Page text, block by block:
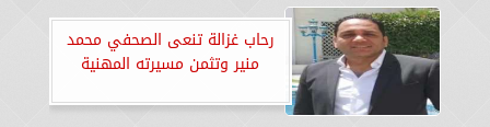
رحاب غزالة تنعى الصحفي محمد
منير وتثمن مسيرته المهنية